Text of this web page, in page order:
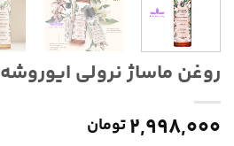
روغن ماساژ نرولی ایوروشه Tender Moments
۲,۹۹۸,۰۰۰تومان